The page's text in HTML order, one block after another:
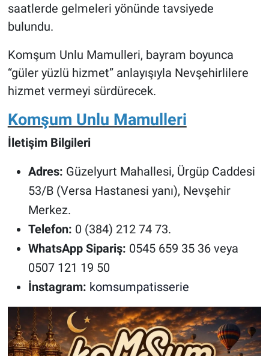
saatlerde gelmeleri yönünde tavsiyede
bulundu.
Komşum Unlu Mamulleri, bayram boyunca
“güler yüzlü hizmet” anlayışıyla Nevşehirlilere
hizmet vermeyi sürdürecek.
Komşum Unlu Mamulleri
İletişim Bilgileri
Adres: Güzelyurt Mahallesi, Ürgüp Caddesi
53/B (Versa Hastanesi yanı), Nevşehir
Merkez.
Telefon: 0 (384) 212 74 73.
WhatsApp Sipariş: 0545 659 35 36 veya
0507 121 19 50
İnstagram: komsumpatisserie